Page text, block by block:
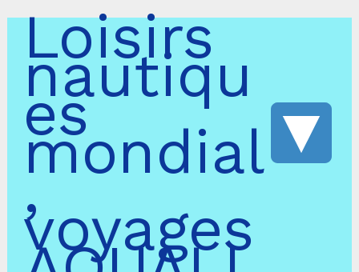
Loisirs
nautiqu
es
mondial
,
voyages